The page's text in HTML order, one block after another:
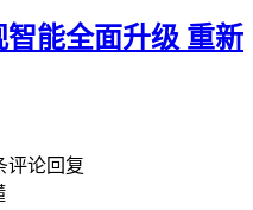
能全面升级 重新
评论回复